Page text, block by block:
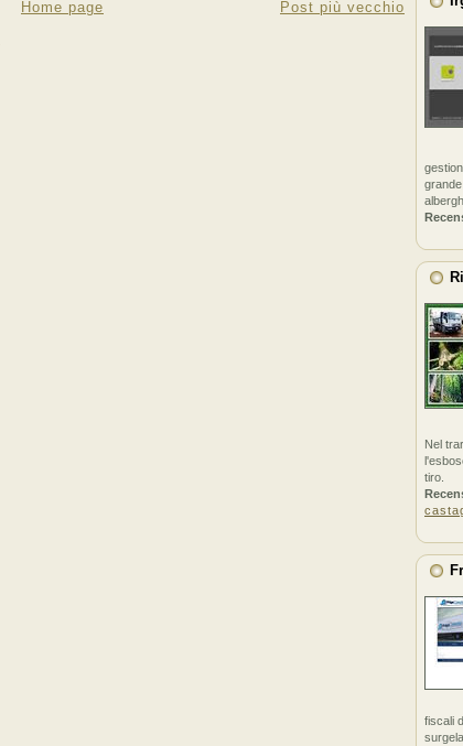
Post più vecchio
Home page
Nel
tiro.
fiscali